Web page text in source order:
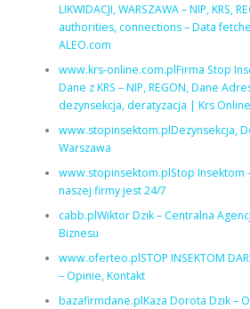
LIKWIDACJI, WARSZAWA – NIP, KRS,
authorities, connections – Data
ALEO.com
www.krs-online.com.plFirma Stop
Dane z KRS – NIP, REGON, Dane
dezynsekcja, deratyzacja | Krs Online
www.stopinsektom.plDezynsekcja,
Warszawa
www.stopinsektom.plStop Insektom
naszej firmy jest 24/7
cabb.plWiktor Dzik – Centralna
Biznesu
www.oferteo.plSTOP INSEKTOM
– Opinie, Kontakt
bazafirmdane.plKaza Dorota Dzik –